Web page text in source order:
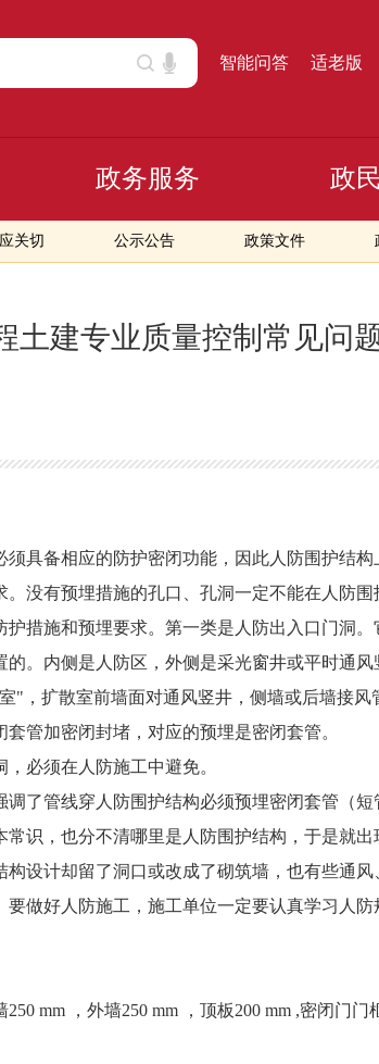
智能问答 适老版
关切 公示公告 政策文件
政务服务 政
土建专业质量控制常见问
具备相应的防护密闭功能，因此人防围护结
没有预埋措施的孔口、孔洞一定不能在人防围
措施和预埋要求。第一类是人防出入口门洞
。内侧是人防区，外侧是采光窗井或平时通
，扩散室前墙面对通风竖井，侧墙或后墙接
管加密闭封堵，对应的预埋是密闭套管。
必须在人防施工中避免。
调了管线穿人防围护结构必须预埋密闭套管（
识，也分不清哪里是人防围护结构，于是就
设计却留了洞口或改成了砌筑墙，也有些通
做好人防施工，施工单位一定要认真学习人
mm ，外墙250 mm ，顶板200 mm ,密闭门